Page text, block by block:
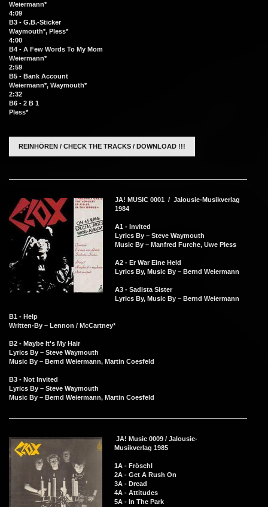
Weiermann*
4:09
B3 - G.B.-Sticker
Waymouth*, Pless*
4:00
B4 - A Few Words To My Mom
Weiermann*
2:59
B5 - Bank Account
Weiermann*, Waymouth*
2:32
B6 - 2 B 1
Pless*
REINHÖREN / CHECK THE TRACKS / DOWNLOAD !!!
JA! MUSIC 0001 / Jalousie-Musikverlag
1984
A1 - Invited
Lyrics By – Steve Waymouth
Music By – Manfred Furche, Uwe Pless
A2 - Er War Eine Held
Lyrics By, Music By – Bernd Weiermann
A3 - Sadista Sister
Lyrics By, Music By – Bernd Weiermann
B1 - Help
Written-By – Lennon / McCartney*
B2 - Maybe It's My Hair
Lyrics By – Steve Waymouth
Music By – Bernd Weiermann, Martin Coesfeld
B3 - Not Invited
Lyrics By – Steve Waymouth
Music By – Bernd Weiermann, Martin Coesfeld
JA! Music 0009 / Jalousie-
Musikverlag 1985
1A - Fröschl
2A - Get A Rush On
3A - Dread
4A - Attitudes
5A - In The Park